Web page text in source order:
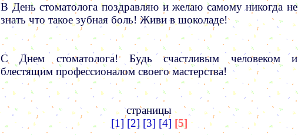
В День стоматолога поздравляю и желаю самому никогда не
знать что такое зубная боль! Живи в шоколаде!
С Днем стоматолога! Будь счастливым человеком и
блестящим профессионалом своего мастерства!
страницы
[1] [2] [3] [4] [5]